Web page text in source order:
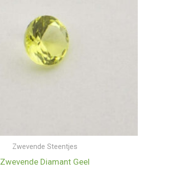
Zwevende Steentjes
Zwevende Diamant Geel